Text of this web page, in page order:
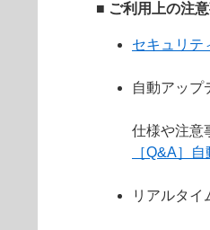
■ ご利用上の注
セキュリテ
自動アップ
仕様や注意
［Q&A］
リアルタイ